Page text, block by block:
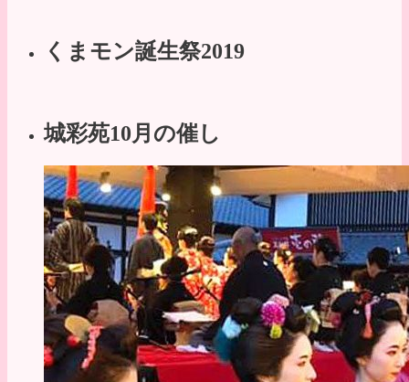
くまモン誕生祭2019
城彩苑10月の催し